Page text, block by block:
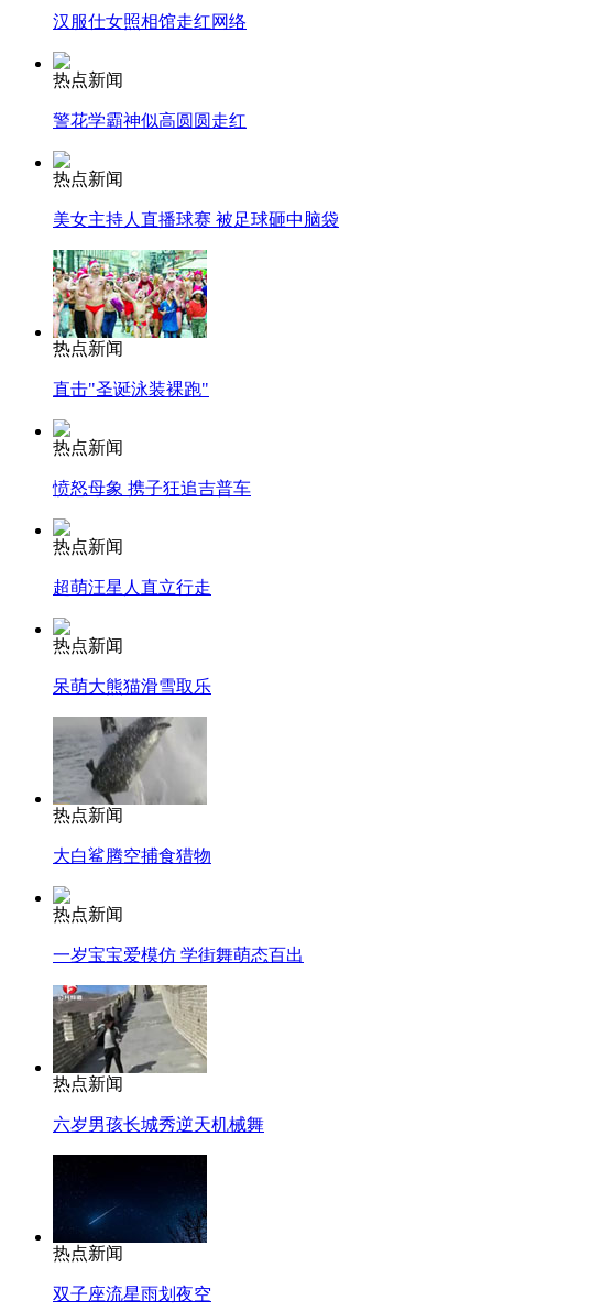
司机酒驾遇交警 急速倒车逃窜
汉服仕女照相馆走红网络
热点新闻
警花学霸神似高圆圆走红
热点新闻
美女主持人直播球赛 被足球砸中脑袋
热点新闻
直击"圣诞泳装裸跑"
热点新闻
愤怒母象 携子狂追吉普车
热点新闻
超萌汪星人直立行走
热点新闻
呆萌大熊猫滑雪取乐
热点新闻
大白鲨腾空捕食猎物
热点新闻
一岁宝宝爱模仿 学街舞萌态百出
热点新闻
六岁男孩长城秀逆天机械舞
热点新闻
双子座流星雨划夜空